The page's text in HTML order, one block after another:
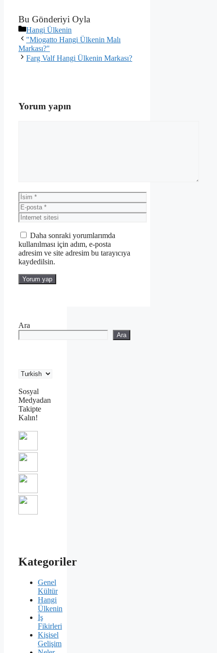
Bu Gönderiyi Oyla
Kategoriler
Hangi Ülkenin
"Miogatto Hangi Ülkenin Malı
Markası?"
Farg Valf Hangi Ülkenin Markası?
Yorum yapın
İsim
E-
posta
İnternet
sitesi
Daha sonraki yorumlarımda
kullanılması için adım, e-posta
adresim ve site adresim bu tarayıcıya
kaydedilsin.
Ara
Ara
Sosyal
Medyadan
Takipte
Kalın!
Kategoriler
Genel
Kültür
Hangi
Ülkenin
İş
Fikirleri
Kişisel
Gelişim